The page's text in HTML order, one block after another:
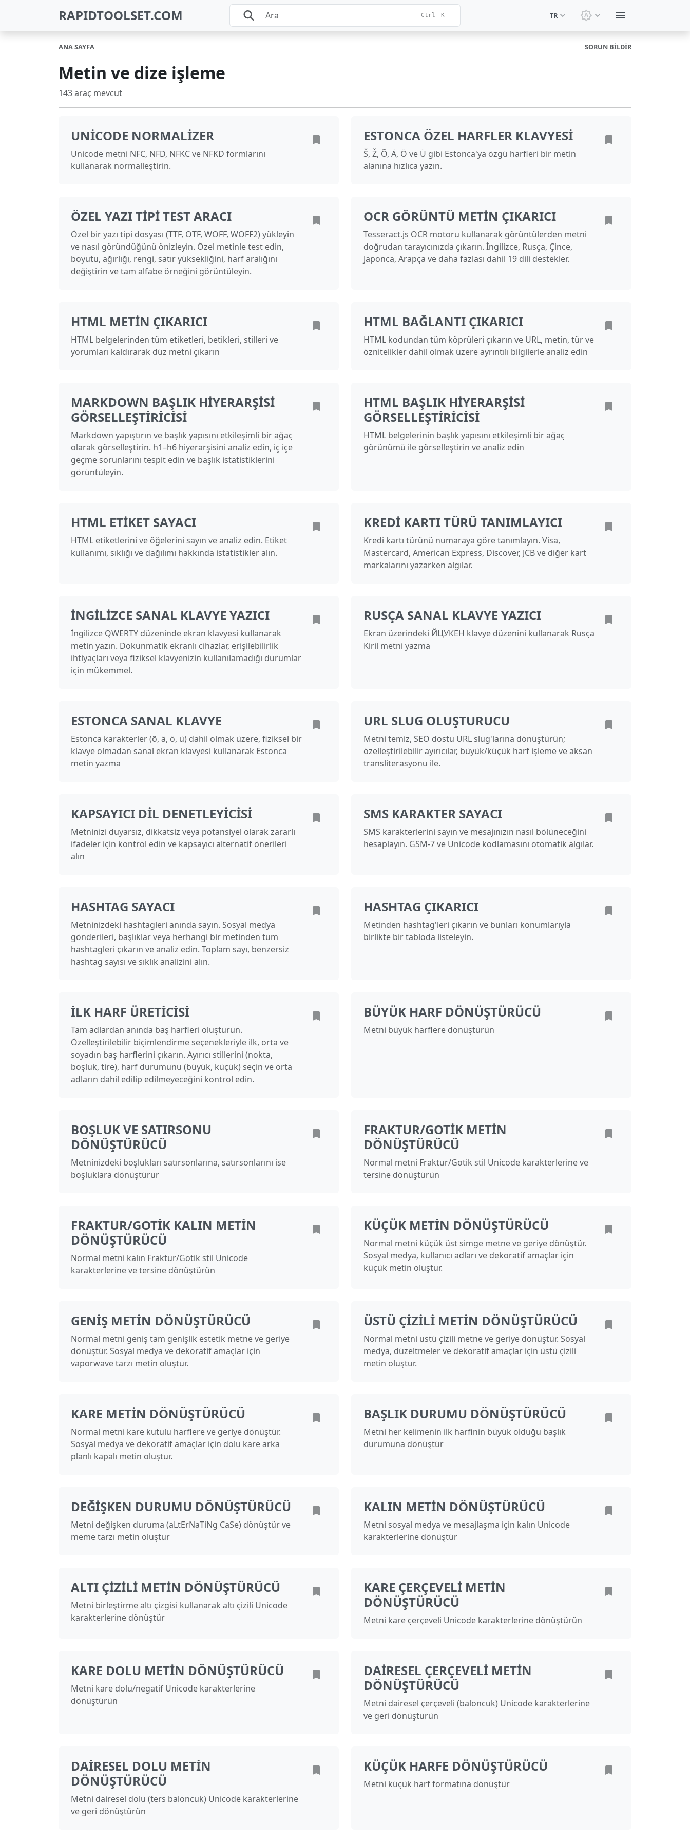
RAPIDTOOLSET.COM Ctrl K TR Temayı değiştir: Sistem
ANA SAYFA SORUN BILDIR
Metin ve dize işleme
143 araç mevcut
UNICODE NORMALIZER
Unicode metni NFC, NFD, NFKC ve NFKD formlarını
kullanarak normalleştirin.
ESTONCA ÖZEL HARFLER KLAVYESI
Š, Ž, Õ, Ä, Ö ve Ü gibi Estonca'ya özgü harfleri bir metin
alanına hızlıca yazın.
ÖZEL YAZI TIPI TEST ARACI
Özel bir yazı tipi dosyası (TTF, OTF, WOFF, WOFF2) yükleyin
ve nasıl göründüğünü önizleyin. Özel metinle test edin,
boyutu, ağırlığı, rengi, satır yüksekliğini, harf aralığını
değiştirin ve tam alfabe örneğini görüntüleyin.
OCR GÖRÜNTÜ METIN ÇIKARICI
Tesseract.js OCR motoru kullanarak görüntülerden metni
doğrudan tarayıcınızda çıkarın. İngilizce, Rusça, Çince,
Japonca, Arapça ve daha fazlası dahil 19 dili destekler.
HTML METIN ÇIKARICI
HTML belgelerinden tüm etiketleri, betikleri, stilleri ve
yorumları kaldırarak düz metni çıkarın
HTML BAĞLANTI ÇIKARICI
HTML kodundan tüm köprüleri çıkarın ve URL, metin, tür ve
öznitelikler dahil olmak üzere ayrıntılı bilgilerle analiz edin
MARKDOWN BAŞLIK HIYERARŞISI
GÖRSELLEŞTIRICISI
Markdown yapıştırın ve başlık yapısını etkileşimli bir ağaç
olarak görselleştirin. h1–h6 hiyerarşisini analiz edin, iç içe
geçme sorunlarını tespit edin ve başlık istatistiklerini
görüntüleyin.
HTML BAŞLIK HIYERARŞISI
GÖRSELLEŞTIRICISI
HTML belgelerinin başlık yapısını etkileşimli bir ağaç
görünümü ile görselleştirin ve analiz edin
HTML ETIKET SAYACI
HTML etiketlerini ve öğelerini sayın ve analiz edin. Etiket
kullanımı, sıklığı ve dağılımı hakkında istatistikler alın.
KREDI KARTI TÜRÜ TANIMLAYICI
Kredi kartı türünü numaraya göre tanımlayın. Visa,
Mastercard, American Express, Discover, JCB ve diğer kart
markalarını yazarken algılar.
İNGILIZCE SANAL KLAVYE YAZICI
İngilizce QWERTY düzeninde ekran klavyesi kullanarak
metin yazın. Dokunmatik ekranlı cihazlar, erişilebilirlik
ihtiyaçları veya fiziksel klavyenizin kullanılamadığı durumlar
için mükemmel.
RUSÇA SANAL KLAVYE YAZICI
Ekran üzerindeki ЙЦУКЕН klavye düzenini kullanarak Rusça
Kiril metni yazma
ESTONCA SANAL KLAVYE
Estonca karakterler (õ, ä, ö, ü) dahil olmak üzere, fiziksel bir
klavye olmadan sanal ekran klavyesi kullanarak Estonca
metin yazma
URL SLUG OLUŞTURUCU
Metni temiz, SEO dostu URL slug'larına dönüştürün;
özelleştirilebilir ayırıcılar, büyük/küçük harf işleme ve aksan
transliterasyonu ile.
KAPSAYICI DIL DENETLEYICISI
Metninizi duyarsız, dikkatsiz veya potansiyel olarak zararlı
ifadeler için kontrol edin ve kapsayıcı alternatif önerileri
alın
SMS KARAKTER SAYACI
SMS karakterlerini sayın ve mesajınızın nasıl bölüneceğini
hesaplayın. GSM-7 ve Unicode kodlamasını otomatik algılar.
HASHTAG SAYACI
Metninizdeki hashtagleri anında sayın. Sosyal medya
gönderileri, başlıklar veya herhangi bir metinden tüm
hashtagleri çıkarın ve analiz edin. Toplam sayı, benzersiz
hashtag sayısı ve sıklık analizini alın.
HASHTAG ÇIKARICI
Metinden hashtag'leri çıkarın ve bunları konumlarıyla
birlikte bir tabloda listeleyin.
İLK HARF ÜRETICISI
Tam adlardan anında baş harfleri oluşturun.
Özelleştirilebilir biçimlendirme seçenekleriyle ilk, orta ve
soyadın baş harflerini çıkarın. Ayırıcı stillerini (nokta,
boşluk, tire), harf durumunu (büyük, küçük) seçin ve orta
adların dahil edilip edilmeyeceğini kontrol edin.
BÜYÜK HARF DÖNÜŞTÜRÜCÜ
Metni büyük harflere dönüştürün
BOŞLUK VE SATIRSONU
DÖNÜŞTÜRÜCÜ
Metninizdeki boşlukları satırsonlarına, satırsonlarını ise
boşluklara dönüştürür
FRAKTUR/GOTIK METIN
DÖNÜŞTÜRÜCÜ
Normal metni Fraktur/Gotik stil Unicode karakterlerine ve
tersine dönüştürün
FRAKTUR/GOTIK KALIN METIN
DÖNÜŞTÜRÜCÜ
Normal metni kalın Fraktur/Gotik stil Unicode
karakterlerine ve tersine dönüştürün
KÜÇÜK METIN DÖNÜŞTÜRÜCÜ
Normal metni küçük üst simge metne ve geriye dönüştür.
Sosyal medya, kullanıcı adları ve dekoratif amaçlar için
küçük metin oluştur.
GENIŞ METIN DÖNÜŞTÜRÜCÜ
Normal metni geniş tam genişlik estetik metne ve geriye
dönüştür. Sosyal medya ve dekoratif amaçlar için
vaporwave tarzı metin oluştur.
ÜSTÜ ÇIZILI METIN DÖNÜŞTÜRÜCÜ
Normal metni üstü çizili metne ve geriye dönüştür. Sosyal
medya, düzeltmeler ve dekoratif amaçlar için üstü çizili
metin oluştur.
KARE METIN DÖNÜŞTÜRÜCÜ
Normal metni kare kutulu harflere ve geriye dönüştür.
Sosyal medya ve dekoratif amaçlar için dolu kare arka
planlı kapalı metin oluştur.
BAŞLIK DURUMU DÖNÜŞTÜRÜCÜ
Metni her kelimenin ilk harfinin büyük olduğu başlık
durumuna dönüştür
DEĞIŞKEN DURUMU DÖNÜŞTÜRÜCÜ
Metni değişken duruma (aLtErNaTiNg CaSe) dönüştür ve
meme tarzı metin oluştur
KALIN METIN DÖNÜŞTÜRÜCÜ
Metni sosyal medya ve mesajlaşma için kalın Unicode
karakterlerine dönüştür
ALTI ÇIZILI METIN DÖNÜŞTÜRÜCÜ
Metni birleştirme altı çizgisi kullanarak altı çizili Unicode
karakterlerine dönüştür
KARE ÇERÇEVELI METIN
DÖNÜŞTÜRÜCÜ
Metni kare çerçeveli Unicode karakterlerine dönüştürün
KARE DOLU METIN DÖNÜŞTÜRÜCÜ
Metni kare dolu/negatif Unicode karakterlerine
dönüştürün
DAIRESEL ÇERÇEVELI METIN
DÖNÜŞTÜRÜCÜ
Metni dairesel çerçeveli (baloncuk) Unicode karakterlerine
ve geri dönüştürün
DAIRESEL DOLU METIN
DÖNÜŞTÜRÜCÜ
Metni dairesel dolu (ters baloncuk) Unicode karakterlerine
ve geri dönüştürün
KÜÇÜK HARFE DÖNÜŞTÜRÜCÜ
Metni küçük harf formatına dönüştür